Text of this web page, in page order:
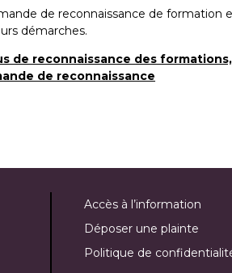
de reconnaissance de formation
démarches.
de reconnaissance des
de reconnaissance
Accès à l’information
Déposer une plainte
Politique de